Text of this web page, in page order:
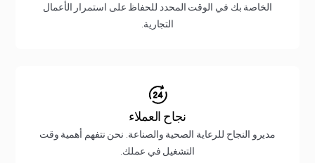
الخاصة بك في الوقت المحدد للحفاظ على استمرار الأعمال
التجارية.
نجاح العملاء
مديرو النجاح للرعاية الصحية والصناعة. نحن نتفهم أهمية وقت
التشغيل في عملك.